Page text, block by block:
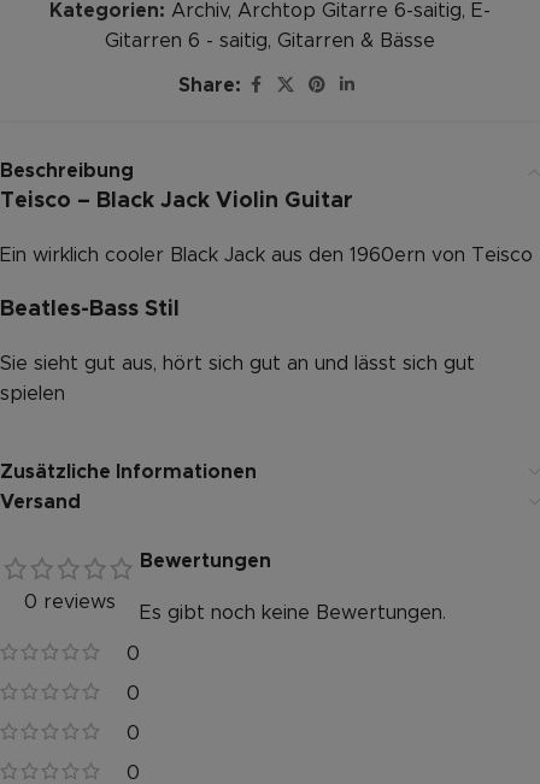
Kategorien: Archiv, Archtop Gitarre 6-saitig, E-
Gitarren 6 - saitig, Gitarren & Bässe
Share:
Beschreibung
Teisco – Black Jack Violin Guitar
Ein wirklich cooler Black Jack aus den 1960ern von Teisco
Beatles-Bass Stil
Sie sieht gut aus, hört sich gut an und lässt sich gut
spielen
Zusätzliche Informationen
Versand
0 reviews
0
0
0
0
Bewertungen
Es gibt noch keine Bewertungen.